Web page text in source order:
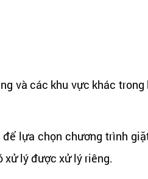
và các khu vực khác
lựa chọn chương trình
xử lý được xử lý riêng.